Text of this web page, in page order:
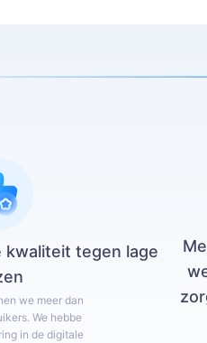
kwaliteit tegen lage
we meer dan
We hebbe
in de digitale